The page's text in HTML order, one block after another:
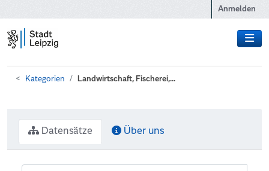
Anmelden
Kategorien Landwirtschaft, Fischerei,...
Datensätze Über uns